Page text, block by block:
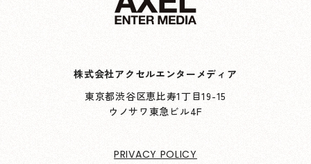
株式会社アクセルエンターメディア
東京都渋谷区恵比寿1丁目19-15
ウノサワ東急ビル4F
PRIVACY POLICY